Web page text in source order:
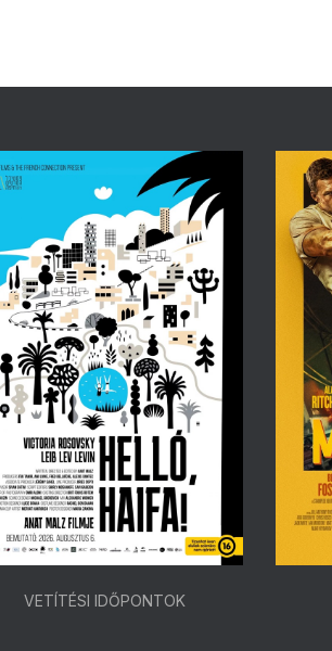
VETÍTÉSI IDŐPONTOK